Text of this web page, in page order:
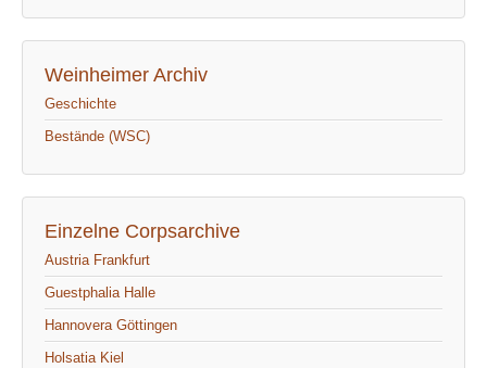
Weinheimer Archiv
Geschichte
Bestände (WSC)
Einzelne Corpsarchive
Austria Frankfurt
Guestphalia Halle
Hannovera Göttingen
Holsatia Kiel